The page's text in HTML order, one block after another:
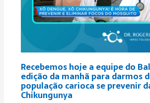
Recebemos hoje a equipe do
edição da manhã para darmos
população carioca se prevenir
Chikungunya